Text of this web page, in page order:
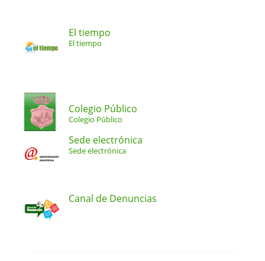
El tiempo
El tiempo
Colegio Público
Colegio Público
Sede electrónica
Sede electrónica
Canal de Denuncias